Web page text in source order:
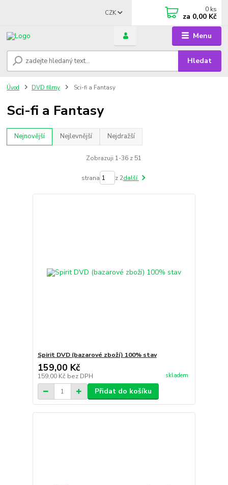
Menu
CZK
Hledat
0 ks
za 0,00 Kč
Úvod DVD filmy Sci-fi a Fantasy
Sci-fi a Fantasy
Nejnovější Nejlevnější Nejdražší
Zobrazuji 1-36 z 51
strana z 2další
Spirit DVD (bazarové zboží) 100% stav
159,00 Kč
159,00 Kč bez DPH skladem
Přidat do košíku